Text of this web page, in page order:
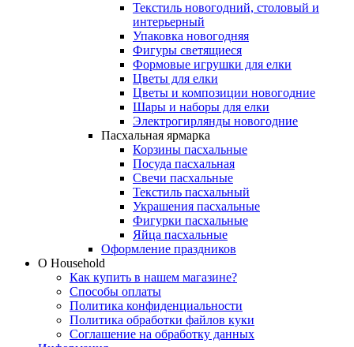
Текстиль новогодний, столовый и
интерьерный
Упаковка новогодняя
Фигуры светящиеся
Формовые игрушки для елки
Цветы для елки
Цветы и композиции новогодние
Шары и наборы для елки
Электрогирлянды новогодние
Пасхальная ярмарка
Корзины пасхальные
Посуда пасхальная
Свечи пасхальные
Текстиль пасхальный
Украшения пасхальные
Фигурки пасхальные
Яйца пасхальные
Оформление праздников
О Household
Как купить в нашем магазине?
Способы оплаты
Политика конфиденциальности
Политика обработки файлов куки
Соглашение на обработку данных